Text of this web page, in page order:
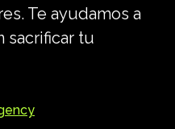
Te ayudamos a
sacrificar tu